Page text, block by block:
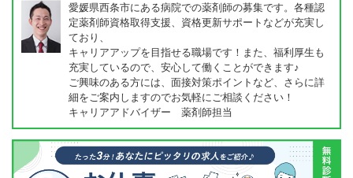
愛媛県西条市にある病院での薬剤師の募集です。各種認
定薬剤師資格取得支援、資格更新サポートなどが充実し
ており、
キャリアアップを目指せる職場です！また、福利厚生も
充実しているので、安心して働くことができます♪
ご興味のある方には、面接対策ポイントなど、さらに詳
細をご案内しますのでお気軽にご相談ください！
キャリアアドバイザー 薬剤師担当